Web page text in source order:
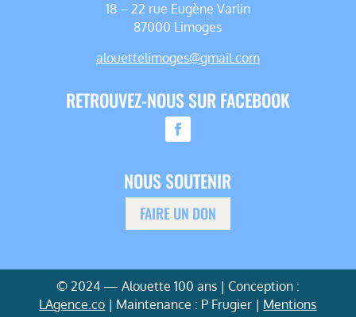
18 – 22 rue Eugène Varlin
87000 Limoges
alouettelimoges@gmail.com
RETROUVEZ-NOUS SUR FACEBOOK
NOUS SOUTENIR
FAIRE UN DON
© 2024 — Alouette 100 ans | Conception :
LAgence.co | Maintenance : P Frugier | Mentions